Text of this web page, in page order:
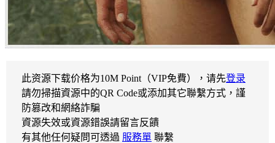
此资源下载价格为10M Point（VIP免費），请先登录
請勿掃描資源中的QR Code或添加其它聯繫方式，謹
防篡改和網絡詐騙
資源失效或資源錯誤請留言反饋
有其他任何疑問可透過 服務單 聯繫